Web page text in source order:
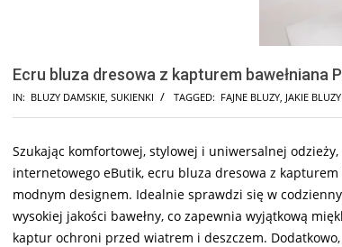
Ecru bluza dresowa z kapturem bawełniana
IN: BLUZY DAMSKIE SUKIENKI TAGGED: FAJNE BLUZY JAKIE
Szukając komfortowej, stylowej i uniwersalnej
internetowego eButik, ecru bluza dresowa z kapturem
modnym designem. Idealnie sprawdzi się w
wysokiej jakości bawełny, co zapewnia wyjątkową
kaptur ochroni przed wiatrem i deszczem.